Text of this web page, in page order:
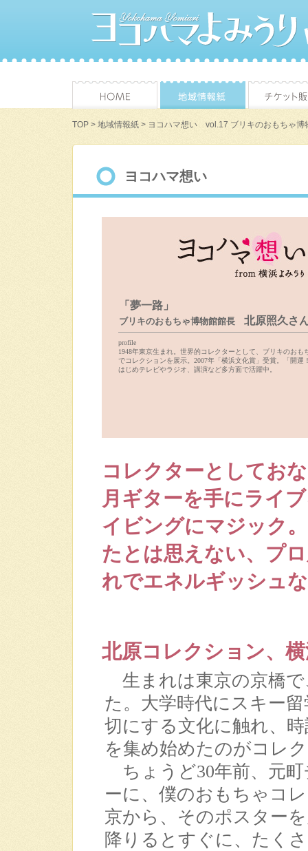
TOP > 地域情報紙 > ヨコハマ想い vol.17 ブリキのおもちゃ博
ヨコハマ想い
「夢一路」
ブリキのおもちゃ博物館館長 北原照久さ
profile
1948年東京生まれ。世界的コレクターとして、ブリキのおも
でコレクションを展示。2007年「横浜文化賞」受賞。「開運
はじめテレビやラジオ、講演など多方面で活躍中。
コレクターとしてお
月ギターを手にライ
イビングにマジック
たとは思えない、プ
れでエネルギッシュ
北原コレクション、
生まれは東京の京橋で
た。大学時代にスキー
切にする文化に触れ、
を集め始めたのがコレ
ちょうど30年前、元
ーに、僕のおもちゃコ
京から、そのポスター
降りるとすぐに、たく